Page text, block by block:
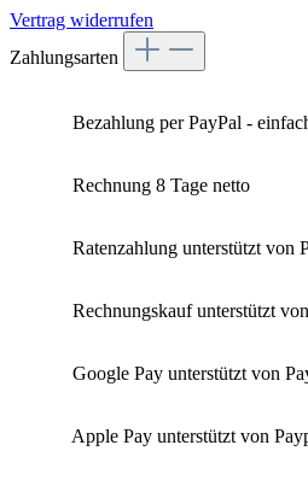
Vertrag widerrufen
Zahlungsarten
Bezahlung per PayPal -
Rechnung 8 Tage netto
Ratenzahlung unterstützt von
Rechnungskauf unterstützt
Google Pay unterstützt von
Apple Pay unterstützt von